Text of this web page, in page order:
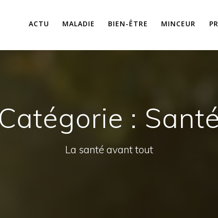
ACTU MALADIE BIEN-ÊTRE MINCEUR
Catégorie :
La santé avant tout